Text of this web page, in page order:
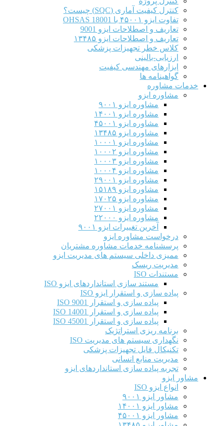
کنترل کیفیت آماری (SQC) چیست؟
تفاوت ایزو ۴۵۰۰۱ با OHSAS 18001
تعاریف و اصطلاحات ایزو 9001
تعاریف و اصطلاحات ایزو ۱۳۴۸۵
کلاس خطر تجهیزات پزشکی
ارزیابی-بالینی
ابزارهای مهندسی کیفیت
گواهینامه ها
خدمات مشاوره
مشاوره ایزو
مشاوره ایزو ۹۰۰۱
مشاوره ایزو ۱۴۰۰۱
مشاوره ایزو ۴۵۰۰۱
مشاوره ایزو ۱۳۴۸۵
مشاوره ایزو ۱۰۰۰۱
مشاوره ایزو ۱۰۰۰۲
مشاوره ایزو ۱۰۰۰۳
مشاوره ایزو ۱۰۰۰۴
مشاوره ایزو ۲۹۰۰۱
مشاوره ایزو ۱۵۱۸۹
مشاوره ایزو ۱۷۰۲۵
مشاوره ایزو ۲۷۰۰۱
مشاوره ایزو ۲۲۰۰۰
آخرین تغییرات ایزو ۹۰۰۱
درخواست مشاوره ایزو
پرسشنامه خدمات مشاوره مشتریان
ممیزی داخلی سیستم های مدیریت ایزو
مدیریت ریسک
مستندات ISO
مستند سازی استانداردهای ایزو ISO
پیاده سازی و استقرار ایزو ISO
پیاده سازی و استقرار ISO 9001​
پیاده سازی و استقرار ISO 14001
پیاده سازی و استقرار ISO 45001
برنامه ریزی استراتژیک
نگهداری سیستم های مدیریت ISO
تکنیکال فایل تجهیزات پزشکی
مدیریت منابع انسانی
تجربه پیاده سازی استانداردهای ایزو
مشاور ایزو
انواع ایزو ISO
مشاور ایزو ۹۰۰۱
مشاور ایزو ۱۴۰۰۱
مشاور ایزو ۴۵۰۰۱